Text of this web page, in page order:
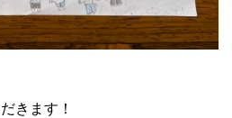
きます！